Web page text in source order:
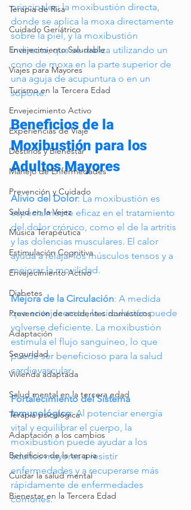
Terapia de Risa
Cuidado Geriátrico
Envejecimiento Saludable
Viajes para Mayores
Turismo en la Tercera Edad
Envejecimiento Activo
Experiencias de Viaje
Destinos y Bienestar
Manejo de Enfermedades
Prevención y Cuidado
Salud en la Vejez
Música Terapéutica
Estimulación Cognitiva
Envejecimiento Activo
Diabetes
Prevención de accidentes domésticos
Adaptación
Seguridad
Vivienda adaptada
Salud mental en la tercera edad
Terapia psicológica
Adaptación a los cambios
Beneficios de la terapia
Cuidar la salud mental
Bienestar en la Tercera Edad
principales: la moxibustión directa,
donde se aplica la moxa directamente
sobre la piel, y la moxibustión
indirecta, que se realiza utilizando un
cono de moxa en la parte superior de
una aguja de acupuntura o en un
soporte.
Beneficios de la
Moxibustión para los
Adultos Mayores
Alivio del Dolor: La moxibustión es
especialmente eficaz en el tratamiento
del dolor crónico, como el de la artritis
y las dolencias musculares. El calor
ayuda a relajar los músculos tensos y a
mejorar la movilidad.
Mejora de la Circulación: A medida
que envejecemos, la circulación puede
volverse deficiente. La moxibustión
estimula el flujo sanguíneo, lo que
puede ser beneficioso para la salud
cardiovascular.
Fortalecimiento del Sistema
Inmunológico: Al potenciar energía
vital y equilibrar el cuerpo, la
moxibustión puede ayudar a los
adultos mayores a resistir
enfermedades y a recuperarse más
rápidamente de enfermedades
comunes.